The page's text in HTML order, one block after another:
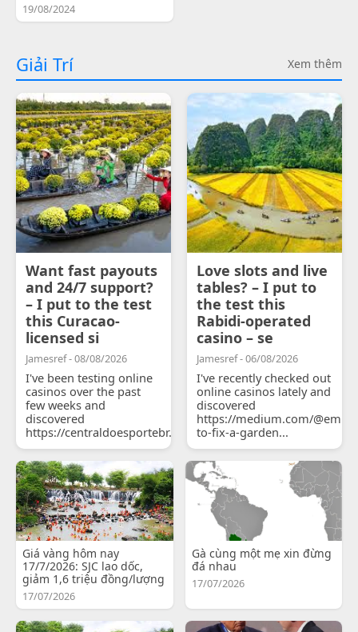
19/08/2024
Giải Trí Xem thêm
Want fast payouts
and 24/7 support?
– I put to the test
this Curacao-
licensed si
Jamesref - 08/08/2026
I've been testing online
casinos over the past
few weeks and
discovered
https://centraldoesportebr.substack.com/p/cucure...
Love slots and live
tables? – I put to
the test this
Rabidi-operated
casino – se
Jamesref - 06/08/2026
I've recently checked out
online casinos lately and
discovered
https://medium.com/
to-fix-a-garden...
Giá vàng hôm nay
17/7/2026: SJC lao dốc,
giảm 1,6 triệu đồng/lượng
17/07/2026
Gà cùng một mẹ xin đừng
đá nhau
17/07/2026